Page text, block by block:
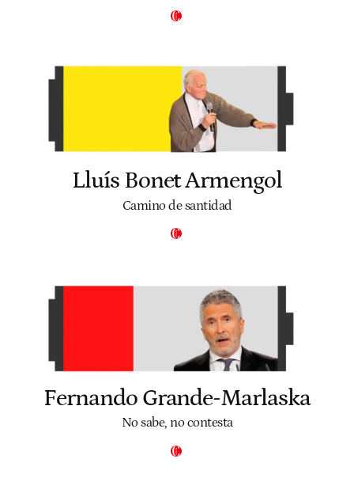
Lluís Bonet Armengol
Camino de santidad
Fernando Grande-Marlaska
No sabe, no contesta